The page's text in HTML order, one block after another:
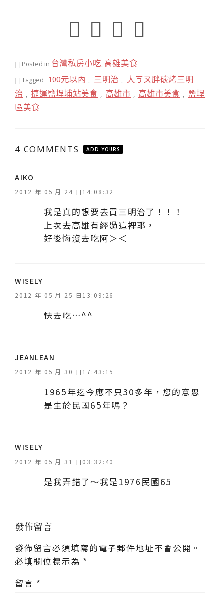
Posted in 台灣私房小吃, 高雄美食
Tagged 100元以內 , 三明治 , 大ㄎㄡ胖碳烤三明
治 , 捷運鹽埕埔站美食 , 高雄市 , 高雄市美食 , 鹽埕
區美食
4 COMMENTS ADD YOURS
AIKO
示
2012 年 05 月 24 日14:08:32
我是真的想要去買三明治了！！！
上次去高雄有經過這裡耶，
好後悔沒去吃阿＞＜
WISELY
示
2012 年 05 月 25 日13:09:26
快去吃…^^
JEANLEAN
示
2012 年 05 月 30 日17:43:15
1965年迄今應不只30多年，您的意思
是生於民國65年嗎？
WISELY
示
2012 年 05 月 31 日03:32:40
是我弄錯了～我是1976民國65
發佈留言
發佈留言必須填寫的電子郵件地址不會公開。
必填欄位標示為 *
留言 *